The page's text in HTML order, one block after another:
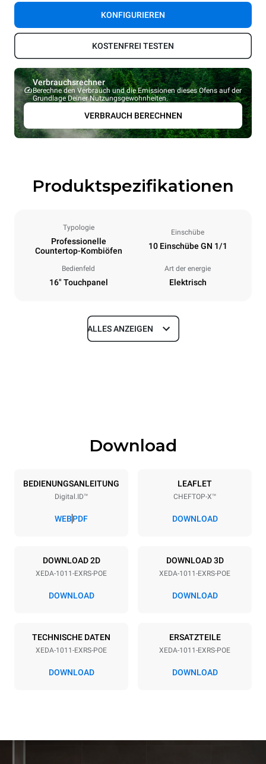
KONFIGURIEREN
KOSTENFREI TESTEN
Verbrauchsrechner
Berechne den Verbrauch und die Emissionen dieses Ofens auf der
Grundlage Deiner Nutzungsgewohnheiten.
VERBRAUCH BERECHNEN
Produktspezifikationen
Typologie
Professionelle
Countertop-Kombiöfen
Einschübe
10 Einschübe GN 1/1
Bedienfeld
16" Touchpanel
Art der energie
Elektrisch
Maße
Spezifikationen der behälter
10 GN 1/1
Abstand zwischen den Schalen
380-415V 3N~ / 220-240V
3~
19,6 kW
50 / 60 Hz NICHT INBEGRIFFEN
die vom Ofen erzeugt
ALLES ANZEIGEN
Download
BEDIENUNGSANLEITUNG
Digital.ID™
WEBPDF
LEAFLET
CHEFTOP-X™
DOWNLOAD
DOWNLOAD 2D
XEDA-1011-EXRS-POE
DOWNLOAD
DOWNLOAD 3D
XEDA-1011-EXRS-POE
DOWNLOAD
TECHNISCHE DATEN
XEDA-1011-EXRS-POE
DOWNLOAD
ERSATZTEILE
XEDA-1011-EXRS-POE
DOWNLOAD